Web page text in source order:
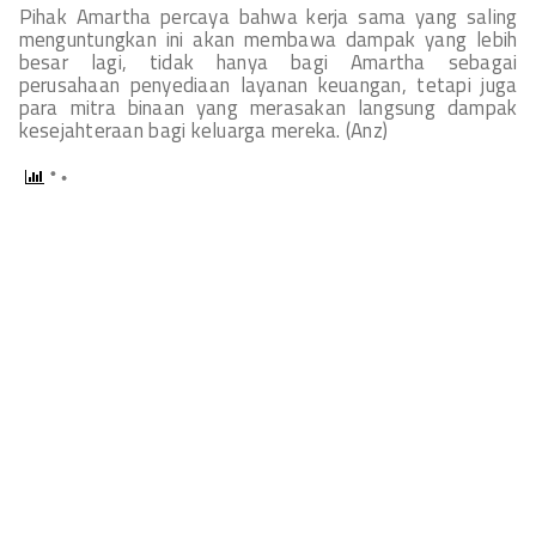
Pihak Amartha percaya bahwa kerja sama yang saling
menguntungkan ini akan membawa dampak yang lebih
besar lagi, tidak hanya bagi Amartha sebagai
perusahaan penyediaan layanan keuangan, tetapi juga
para mitra binaan yang merasakan langsung dampak
kesejahteraan bagi keluarga mereka. (Anz)